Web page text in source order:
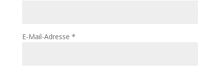
E-Mail-Adresse *